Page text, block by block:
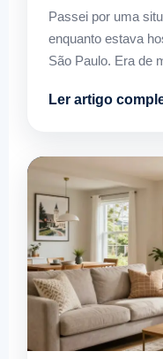
Passei por uma
enquanto estava
São Paulo. Era de
Ler artigo